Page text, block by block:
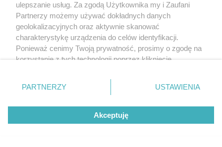
ulepszanie usług. Za zgodą Użytkownika my i Zaufani
Partnerzy możemy używać dokładnych danych
geolokalizacyjnych oraz aktywnie skanować
charakterystykę urządzenia do celów identyfikacji.
Ponieważ cenimy Twoją prywatność, prosimy o zgodę na
korzystanie z tych technologii poprzez kliknięcie
zmienić/wycofać klikając przycisk ustawień prywatności
znajdujący się w lewym dolnym rogu strony
rodzaje przetwarzania danych nie wymagają zgody
użytkownika, ale masz prawo sprzeciwić się takiemu
przetwarzaniu. Preferencje będą miały zastosowanie tylko
PARTNERZY USTAWIENIA
Akceptuję